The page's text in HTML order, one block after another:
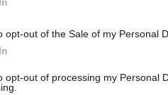
opt-out of the Sale of my Personal
opt-out of processing my Personal